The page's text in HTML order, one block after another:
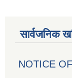
सार्वजनिक
NOTICE